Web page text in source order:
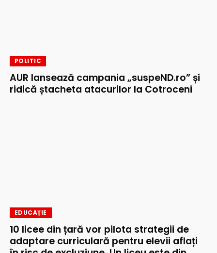
POLITIC
AUR lansează campania „suspeND.ro” și
ridică ștacheta atacurilor la Cotroceni
EDUCAȚIE
10 licee din țară vor pilota strategii de
adaptare curriculară pentru elevii aflați